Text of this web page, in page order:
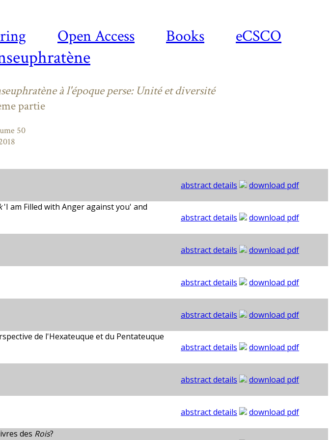
Open Access Books eCSCO
à l'époque perse: Unité et diversité
partie
50
abstract details
download pdf
'I am Filled with Anger against you' and
abstract details
download pdf
abstract details
download pdf
abstract details
download pdf
abstract details
download pdf
de l'Hexateuque et du Pentateuque
abstract details
download pdf
abstract details
download pdf
abstract details
download pdf
des Rois?